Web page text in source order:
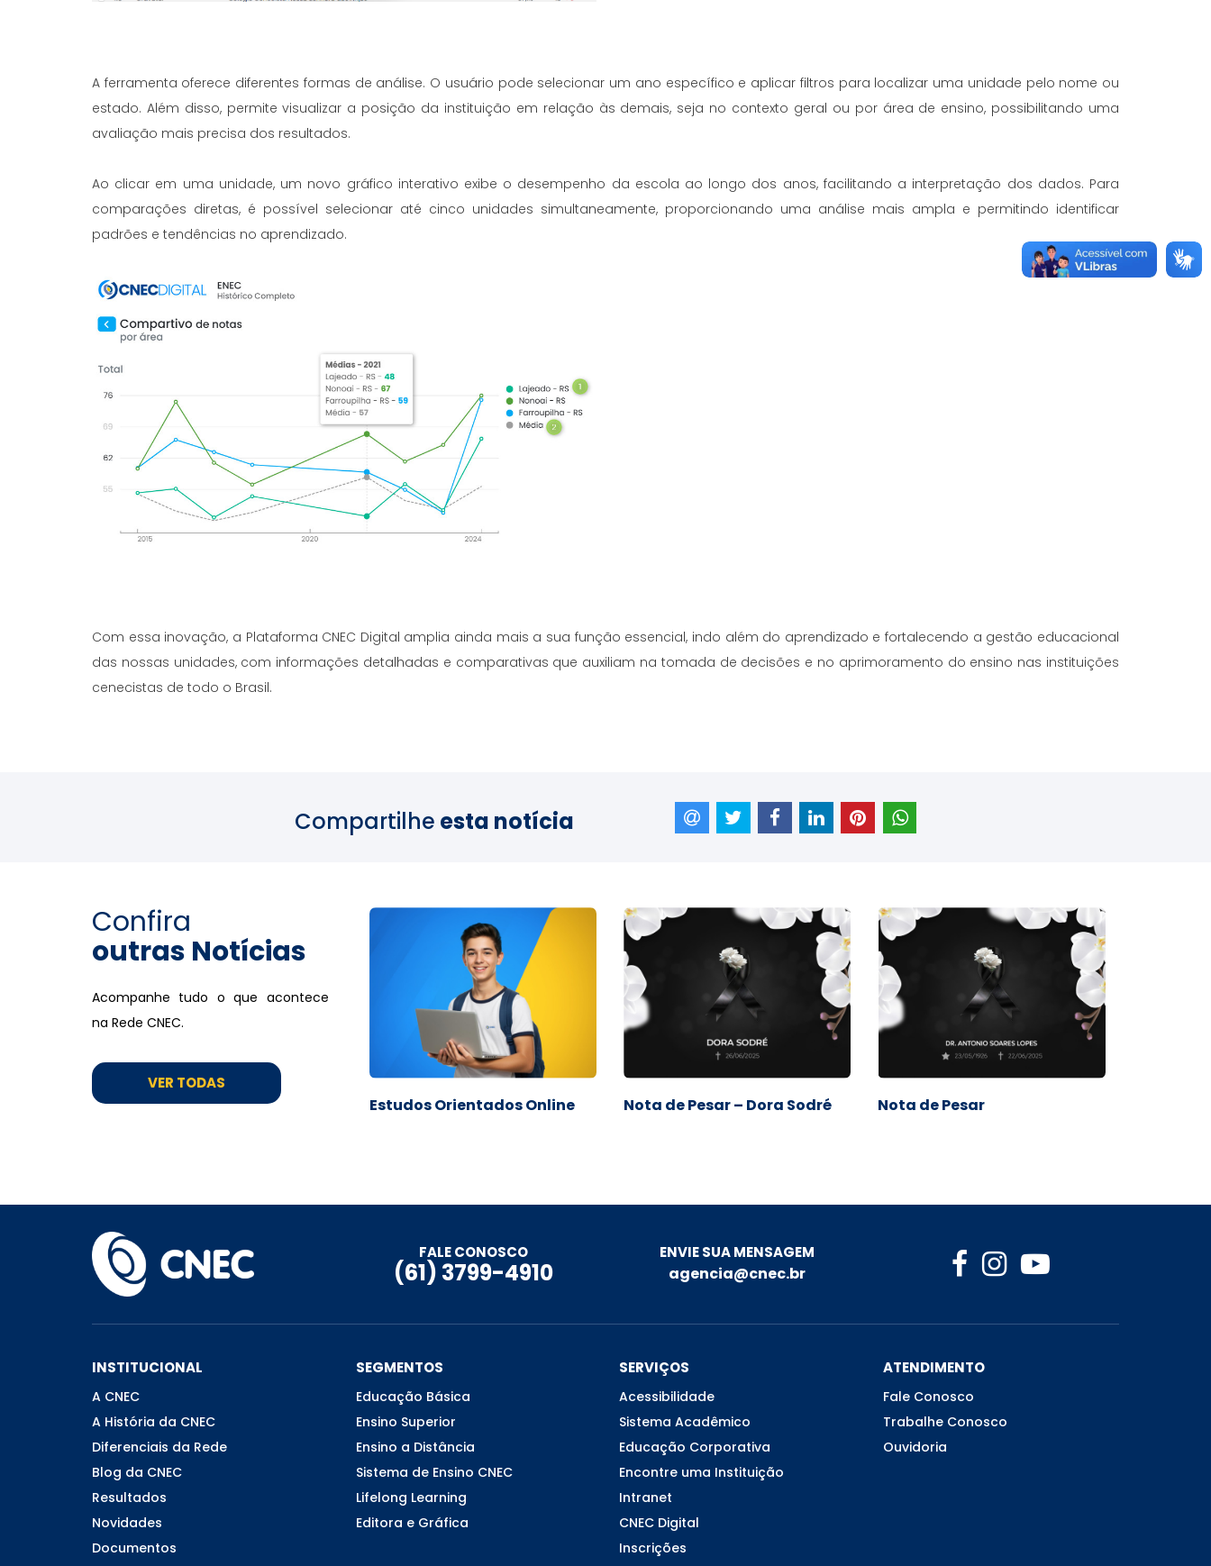
A ferramenta oferece diferentes formas de análise. O usuário pode selecionar um ano específico e aplicar filtros para localizar uma unidade pelo nome ou
estado. Além disso, permite visualizar a posição da instituição em relação às demais, seja no contexto geral ou por área de ensino, possibilitando uma
avaliação mais precisa dos resultados.
Ao clicar em uma unidade, um novo gráfico interativo exibe o desempenho da escola ao longo dos anos, facilitando a interpretação dos dados. Para
comparações diretas, é possível selecionar até cinco unidades simultaneamente, proporcionando uma análise mais ampla e permitindo identificar
padrões e tendências no aprendizado.
Com essa inovação, a Plataforma CNEC Digital amplia ainda mais a sua função essencial, indo além do aprendizado e fortalecendo a gestão educacional
das nossas unidades, com informações detalhadas e comparativas que auxiliam na tomada de decisões e no aprimoramento do ensino nas instituições
cenecistas de todo o Brasil.
Compartilhe esta notícia
Confira
outras Notícias
Acompanhe tudo o que acontece
na Rede CNEC.
VER TODAS
Estudos Orientados Online Nota de Pesar – Dora Sodré Nota de Pesar
FALE CONOSCO
(61) 3799-4910
ENVIE SUA MENSAGEM
agencia@cnec.br
INSTITUCIONAL
A CNEC
A História da CNEC
Diferenciais da Rede
Blog da CNEC
Resultados
Novidades
Documentos
SEGMENTOS
Educação Básica
Ensino Superior
Ensino a Distância
Sistema de Ensino CNEC
Lifelong Learning
Editora e Gráfica
SERVIÇOS
Acessibilidade
Sistema Acadêmico
Educação Corporativa
Encontre uma Instituição
Intranet
CNEC Digital
Inscrições
ATENDIMENTO
Fale Conosco
Trabalhe Conosco
Ouvidoria